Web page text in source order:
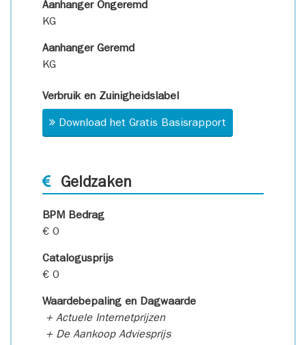
Aanhanger Ongeremd
KG
Aanhanger Geremd
KG
Verbruik en Zuinigheidslabel
Download het Gratis Basisrapport
Geldzaken
BPM Bedrag
€ 0
Catalogusprijs
€ 0
Waardebepaling en Dagwaarde
+ Actuele Internetprijzen
+ De Aankoop Adviesprijs